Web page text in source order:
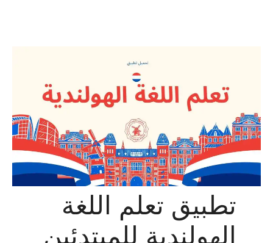
تطبيق تعلم اللغة
الهولندية للمبتدئين